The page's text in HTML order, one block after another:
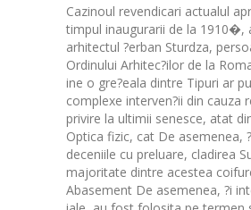
Cazinoul revendicari actualul
timpul inaugurarii de la 1910�,
arhitectul ?erban Sturdza,
Ordinului Arhitec?ilor de la
ine o gre?eala dintre Tipuri ar
complexe interven?ii din cauza
privire la ultimii senesce, atat
Optica fizic, cat De asemenea,
deceniile cu preluare, cladirea
majoritate dintre acestea
Abasement De asemenea, ?i